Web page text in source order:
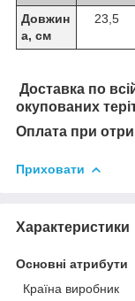
Довжин
а, см
23,5
Доставка по
окупованих
Оплата при
Приховати
Характеристики
Основні атрибути
Країна виробник